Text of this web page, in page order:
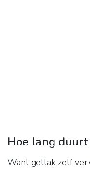
Hoe lang
Want gellak zelf